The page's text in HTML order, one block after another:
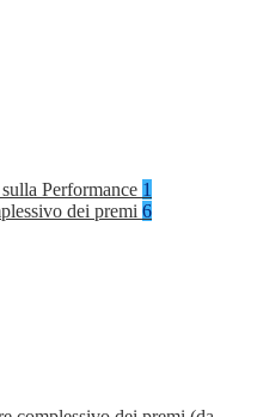
Performance 1
dei premi 6